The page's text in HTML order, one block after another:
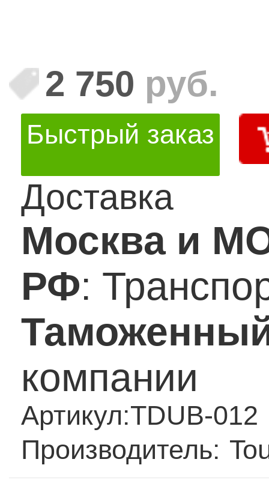
2 750 руб.
Быстрый заказ
Доставка
Москва и
РФ:
компании
Артикул:TDUB-012
Производитель: